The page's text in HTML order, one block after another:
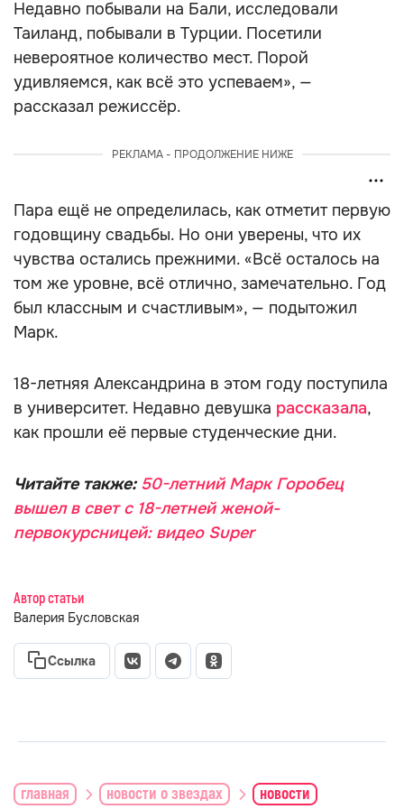
Недавно побывали на Бали, исследовали
Таиланд, побывали в Турции. Посетили
невероятное количество мест. Порой
удивляемся, как всё это успеваем», —
рассказал режиссёр.
РЕКЛАМА - ПРОДОЛЖЕНИЕ НИЖЕ
Пара ещё не определилась, как отметит первую
годовщину свадьбы. Но они уверены, что их
чувства остались прежними. «Всё осталось на
том же уровне, всё отлично, замечательно. Год
был классным и счастливым», — подытожил
Марк.
18-летняя Александрина в этом году поступила
в университет. Недавно девушка рассказала,
как прошли её первые студенческие дни.
Читайте также: 50-летний Марк Горобец
вышел в свет с 18-летней женой-
первокурсницей: видео Super
Автор статьи
Валерия Бусловская
Ссылка
главная новости о звездах новости